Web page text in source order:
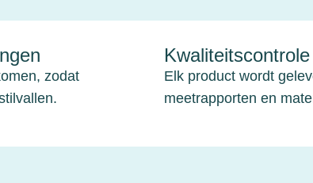
zodat
Kwaliteitscontrole
Elk product wordt
meetrapporten en